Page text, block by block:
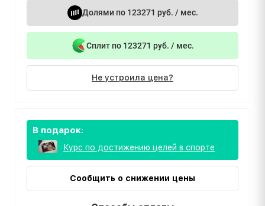
Долями по 123271 руб. / мес.
Сплит по 123271 руб. / мес.
Не устроила цена?
В подарок:
Курс по достижению целей в спорте
Сообщить о снижении цены